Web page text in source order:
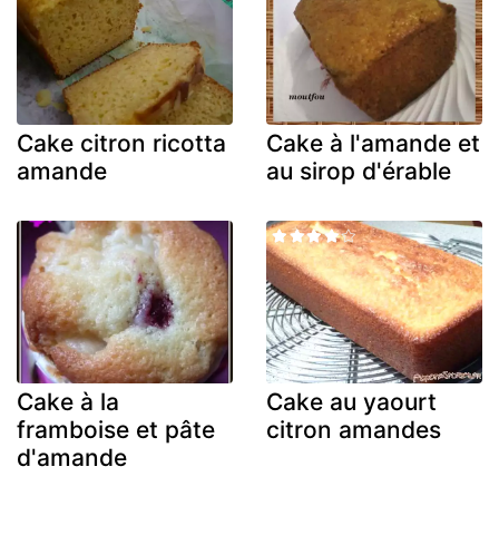
Cake citron ricotta
amande
Cake à l'amande et
au sirop d'érable
Cake à la
framboise et pâte
d'amande
Cake au yaourt
citron amandes